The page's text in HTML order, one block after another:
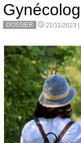
DOSSIER 21/11/2023 |